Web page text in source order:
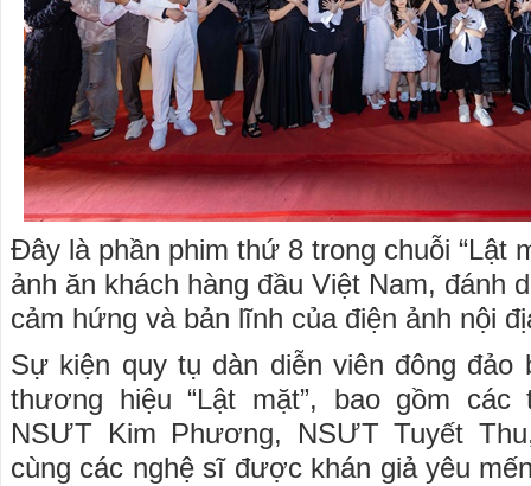
Đây là phần phim thứ 8 trong chuỗi “Lật
ảnh ăn khách hàng đầu Việt Nam, đánh
cảm hứng và bản lĩnh của điện ảnh nội
Sự kiện quy tụ dàn diễn viên đông đảo
thương hiệu “Lật mặt”, bao gồm
NSƯT Kim Phương, NSƯT Tuyết
cùng các nghệ sĩ được khán giả yêu